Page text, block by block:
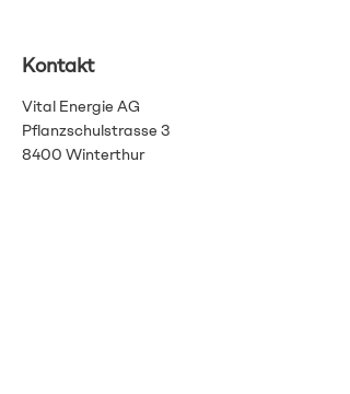
Kontakt
Vital Energie AG
Pflanzschulstrasse 3
8400 Winterthur